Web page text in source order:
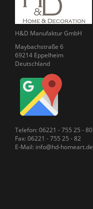
H&D Manufaktur GmbH
Maybachstraße 6
69214 Eppelheim
Deutschland
Telefon: 06221 - 755 25 - 80
Fax: 06221 - 755 25 - 82
E-Mail: info@hd-homeart.de